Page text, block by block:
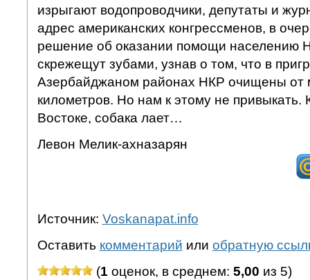
изрыгают водопроводчики, депутаты и
адрес американских конгрессменов, в
решение об оказании помощи населению
скрежещут зубами, узнав о том, что в
Азербайджаном районах НКР очищены от
километров. Но нам к этому не привыкать.
Востоке, собака лает…
Левон Мелик-ахназарян
Источник: Voskanapat.info
Оставить комментарий или обратную
(1 оценок, в среднем: 5,00 из 5)